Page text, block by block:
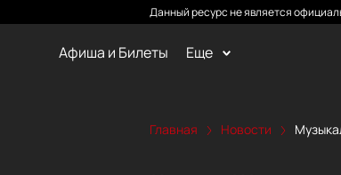
Данный ресурс не является
Афиша и Билеты Еще
Главная Новости